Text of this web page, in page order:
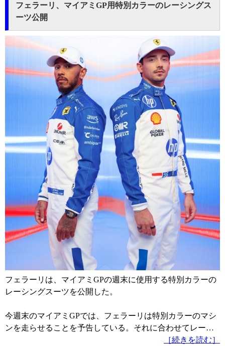
フェラーリ、マイアミGP用特別カラーのレーシングス
ーツ公開
フェラーリは、マイアミGPの週末に使用する特別カラーの
レーシングスーツを公開した。
今週末のマイアミGPでは、フェラーリは特別カラーのマシ
ンを走らせることを予告している。それに合わせてレー…
［続きを読む］